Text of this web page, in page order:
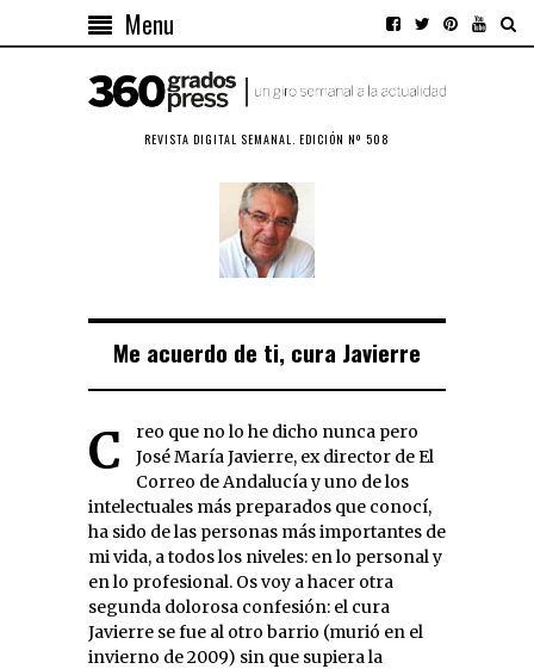
Menu
REVISTA DIGITAL SEMANAL. EDICIÓN Nº 508
Me acuerdo de ti, cura Javierre
Creo que no lo he dicho nunca pero
José María Javierre, ex director de El
Correo de Andalucía y uno de los
intelectuales más preparados que conocí,
ha sido de las personas más importantes de
mi vida, a todos los niveles: en lo personal y
en lo profesional. Os voy a hacer otra
segunda dolorosa confesión: el cura
Javierre se fue al otro barrio (murió en el
invierno de 2009) sin que supiera la